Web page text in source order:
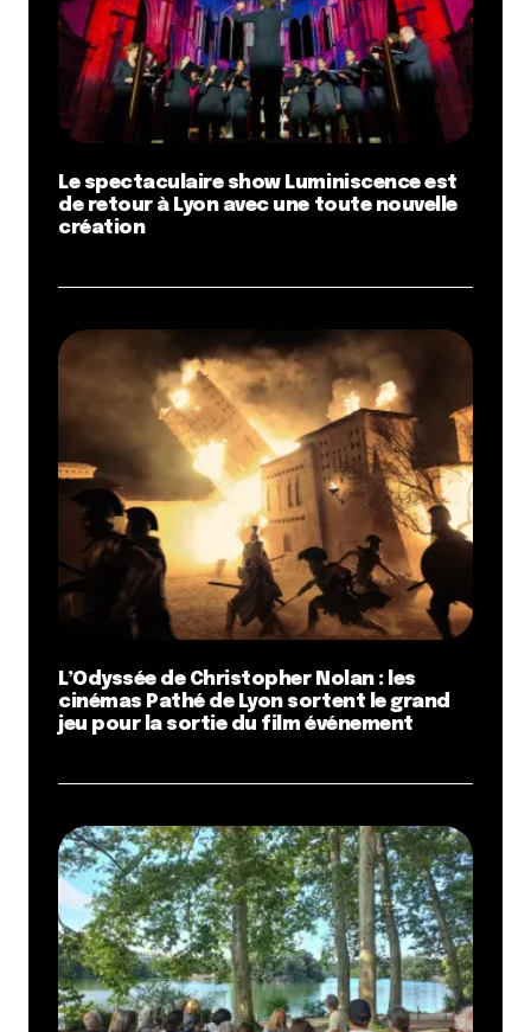
Le spectaculaire show Luminiscence est
de retour à Lyon avec une toute nouvelle
création
L’Odyssée de Christopher Nolan : les
cinémas Pathé de Lyon sortent le grand
jeu pour la sortie du film événement